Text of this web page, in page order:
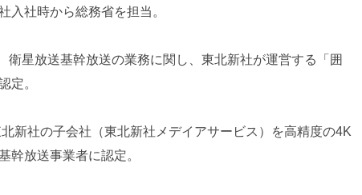
入社時から総務省を担当。
衛星放送基幹放送の業務に関し、東北新社が運営する「囲
定。
新社の子会社（東北新社メデイアサービス）を高精度の4K
幹放送事業者に認定。